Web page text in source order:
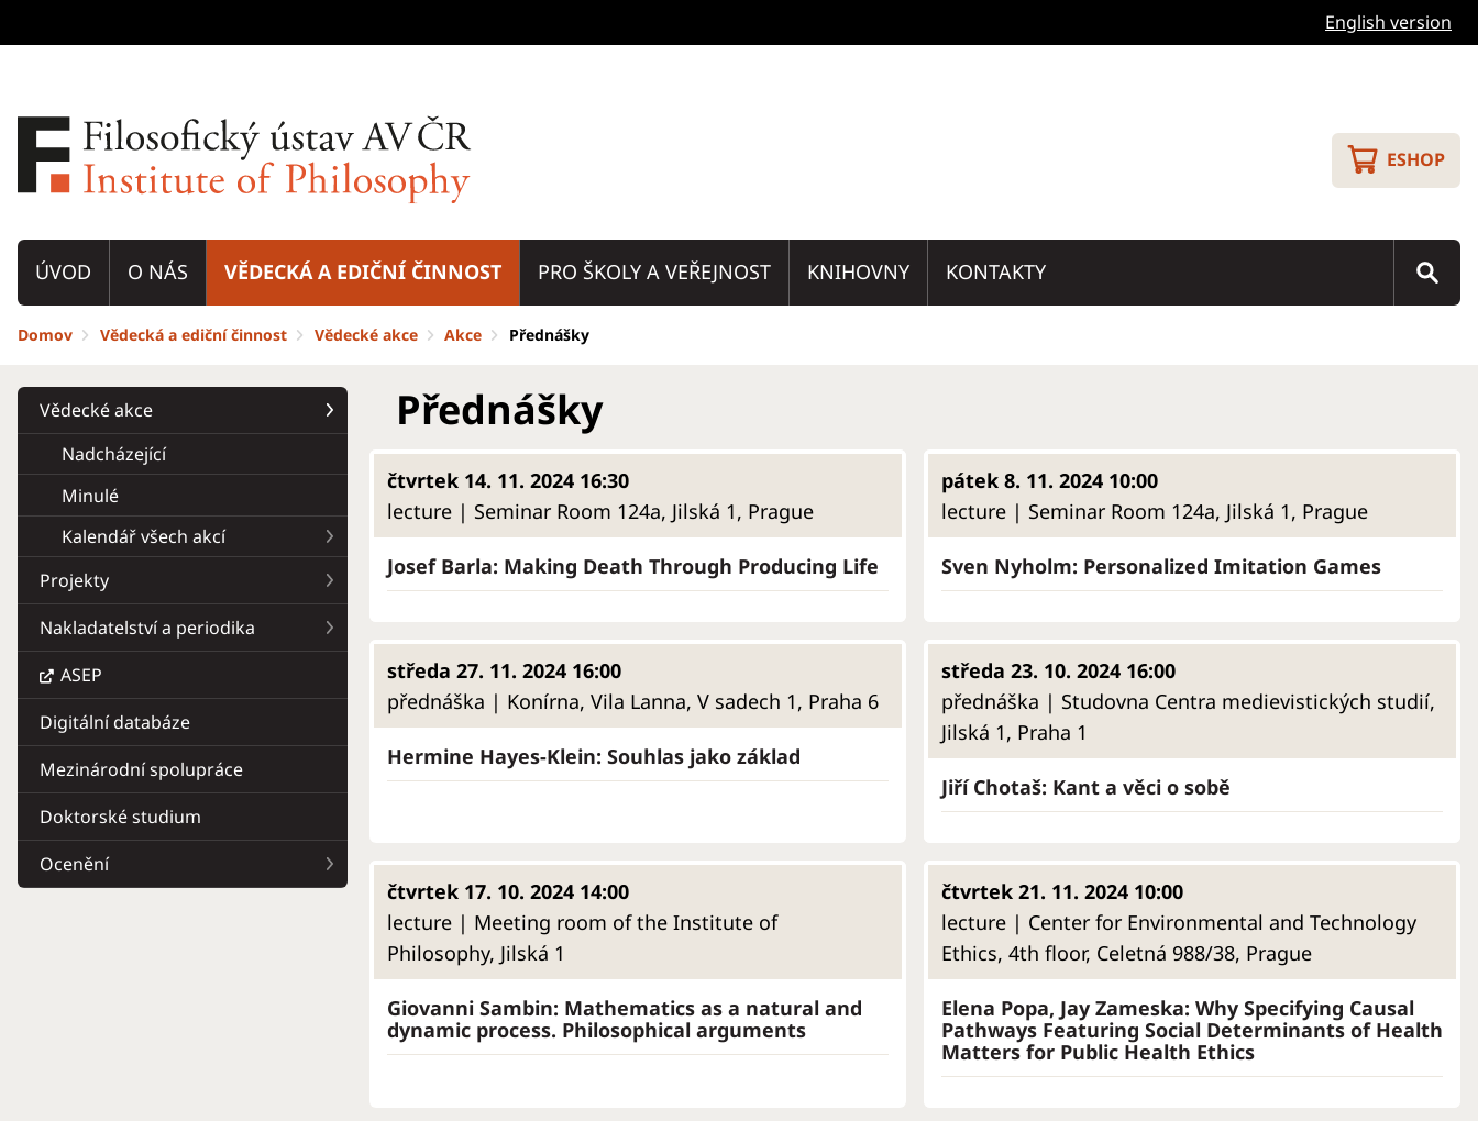
English version
ESHOP
ÚVOD O NÁS VĚDECKÁ A EDIČNÍ ČINNOST PRO ŠKOLY A VEŘEJNOST KNIHOVNY KONTAKTY
Domov Vědecká a ediční činnost Vědecké akce Akce Přednášky
Vědecké akce
Nadcházející
Minulé
Kalendář všech akcí
Projekty
Nakladatelství a periodika
ASEP
Digitální databáze
Mezinárodní spolupráce
Doktorské studium
Ocenění
Přednášky
čtvrtek 14. 11. 2024 16:30
lecture | Seminar Room 124a, Jilská 1, Prague
Josef Barla: Making Death Through Producing Life
pátek 8. 11. 2024 10:00
lecture | Seminar Room 124a, Jilská 1, Prague
Sven Nyholm: Personalized Imitation Games
středa 27. 11. 2024 16:00
přednáška | Konírna, Vila Lanna, V sadech 1, Praha 6
Hermine Hayes-Klein: Souhlas jako základ
středa 23. 10. 2024 16:00
přednáška | Studovna Centra medievistických studií,
Jilská 1, Praha 1
Jiří Chotaš: Kant a věci o sobě
čtvrtek 17. 10. 2024 14:00
lecture | Meeting room of the Institute of
Philosophy, Jilská 1
Giovanni Sambin: Mathematics as a natural and
dynamic process. Philosophical arguments
čtvrtek 21. 11. 2024 10:00
lecture | Center for Environmental and Technology
Ethics, 4th floor, Celetná 988/38, Prague
Elena Popa, Jay Zameska: Why Specifying Causal
Pathways Featuring Social Determinants of Health
Matters for Public Health Ethics